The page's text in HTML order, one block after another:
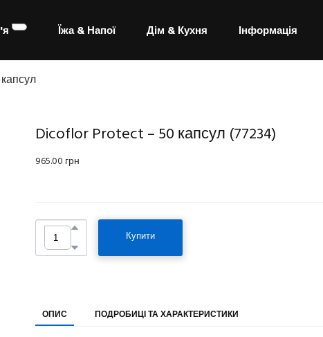
Їжа & Напої Дім & Кухня Інформація
Dicoflor Protect – 50 капсул (77234)
965.00 грн
Купити
ОПИС ПОДРОБИЦІ ТА ХАРАКТЕРИСТИКИ